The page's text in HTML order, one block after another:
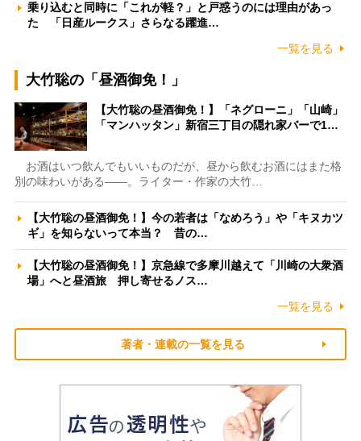
乗り込むと同時に「これが軽？」と戸惑うのには理由があっ
た 「日産ルークス」さらなる躍進…
一覧を見る
大竹聡の「昼酒御免！」
【大竹聡の昼酒御免！】「ネグローニ」「山崎」
「マンハッタン」新宿三丁目の隠れ家バーで1…
お酒はいつ飲んでもいいものだが、昼から飲むお酒にはまた格
別の味わいがある――。ライター・作家の大竹…
【大竹聡の昼酒御免！】今の若者は「なめろう」や「キヌカツ
ギ」を知らないって本当？ 昔の…
【大竹聡の昼酒御免！】京急線で多摩川越えて「川崎の大衆酒
場」へと昼酒旅 押し寄せるノス…
一覧を見る
著者・連載の一覧を見る